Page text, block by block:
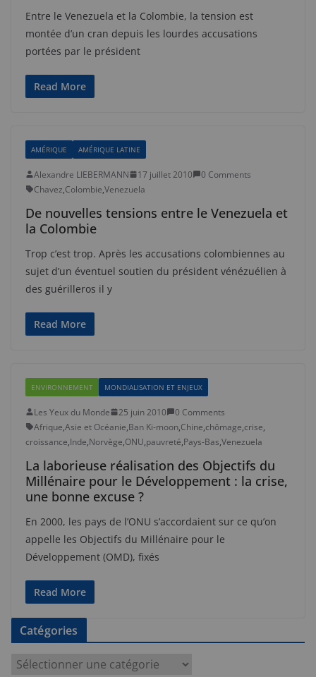
Entre le Venezuela et la Colombie, la tension est
montée d’un cran depuis les lourdes accusations
portées par le président
Read More
AMÉRIQUE AMÉRIQUE LATINE
Alexandre LIEBERMANN 17 juillet 2010
0 Comments
Chavez,Colombie,Venezuela
De nouvelles tensions entre le Venezuela et
la Colombie
Trop c’est trop. Après les accusations colombiennes au
sujet d’un éventuel soutien du président vénézuélien à
des guérilleros il y
Read More
ENVIRONNEMENT MONDIALISATION ET ENJEUX
Les Yeux du Monde 25 juin 2010
0 Comments
Afrique,Asie et Océanie,Ban Ki-moon,Chine,chômage,crise,
croissance,Inde,Norvège,ONU,pauvreté,Pays-Bas,Venezuela
La laborieuse réalisation des Objectifs du
Millénaire pour le Développement : la crise,
une bonne excuse ?
En 2000, les pays de l’ONU s’accordaient sur ce qu’on
appelle les Objectifs du Millénaire pour le
Développement (OMD), fixés
Read More
Catégories